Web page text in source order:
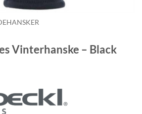
Vinterhanske – Black